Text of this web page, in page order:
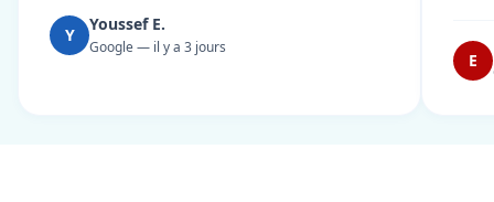
Y
Youssef E.
Google — il y a 3 jours
E